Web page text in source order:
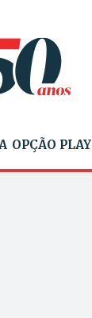
OPÇÃO PLAY